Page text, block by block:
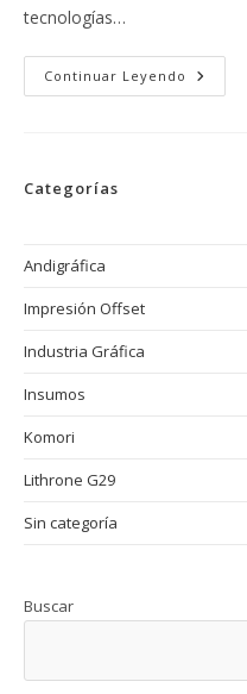
tecnologías…
Continuar Leyendo
Categorías
Andigráfica
Impresión Offset
Industria Gráfica
Insumos
Komori
Lithrone G29
Sin categoría
Buscar